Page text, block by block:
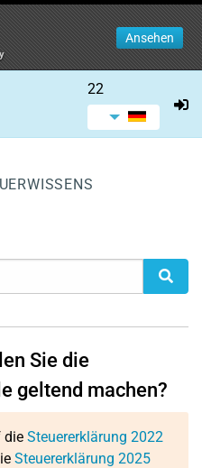
Ansehen
22
Sie die
geltend machen?
die Steuererklärung 2022
Steuererklärung 2025